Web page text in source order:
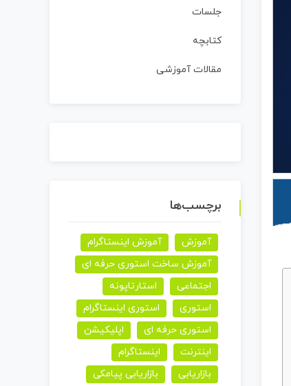
جلسات
کتابچه
مقالات آموزشی
برچسب‌ها
آموزش
آموزش اینستاگرام
آموزش ساخت استوری حرفه ای
اجتماعی
استارتاپونه
استوری
استوری اینستاگرام
استوری حرفه ای
اپلیکیشن
اینترنت
اینستاگرام
بازاریابی
بازاریابی پیامکی